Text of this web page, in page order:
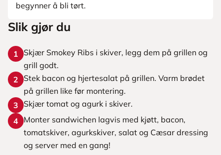
begynner å bli tørt.
Slik gjør du
1
Skjær Smokey Ribs i skiver, legg dem på grillen og
grill godt.
2
Stek bacon og hjertesalat på grillen. Varm brødet
på grillen like før montering.
3
Skjær tomat og agurk i skiver.
4 Monter sandwichen lagvis med kjøtt, bacon,
tomatskiver, agurkskiver, salat og Cæsar dressing
og server med en gang!